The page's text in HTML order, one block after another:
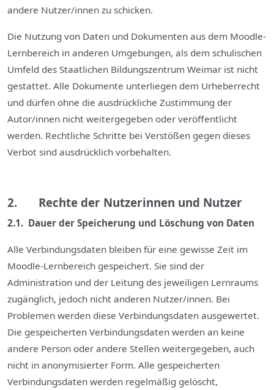
andere Nutzer/innen zu schicken.
Die Nutzung von Daten und Dokumenten aus dem Moodle-
Lernbereich in anderen Umgebungen, als dem schulischen
Umfeld des Staatlichen Bildungszentrum Weimar ist nicht
gestattet. Alle Dokumente unterliegen dem Urheberrecht
und dürfen ohne die ausdrückliche Zustimmung der
Autor/innen nicht weitergegeben oder veröffentlicht
werden. Rechtliche Schritte bei Verstößen gegen dieses
Verbot sind ausdrücklich vorbehalten.
2. Rechte der Nutzerinnen und Nutzer
2.1. Dauer der Speicherung und Löschung von Daten
Alle Verbindungsdaten bleiben für eine gewisse Zeit im
Moodle-Lernbereich gespeichert. Sie sind der
Administration und der Leitung des jeweiligen Lernraums
zugänglich, jedoch nicht anderen Nutzer/innen. Bei
Problemen werden diese Verbindungsdaten ausgewertet.
Die gespeicherten Verbindungsdaten werden an keine
andere Person oder andere Stellen weitergegeben, auch
nicht in anonymisierter Form. Alle gespeicherten
Verbindungsdaten werden regelmäßig gelöscht,